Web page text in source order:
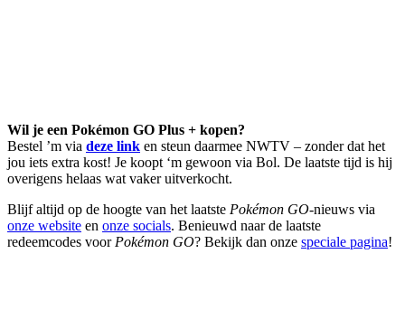
Wil je een Pokémon GO Plus + kopen?
Bestel ’m via deze link en steun daarmee NWTV – zonder dat het
jou iets extra kost! Je koopt ‘m gewoon via Bol. De laatste tijd is hij
overigens helaas wat vaker uitverkocht.
Blijf altijd op de hoogte van het laatste Pokémon GO-nieuws via
onze website en onze socials. Benieuwd naar de laatste
redeemcodes voor Pokémon GO? Bekijk dan onze speciale pagina!